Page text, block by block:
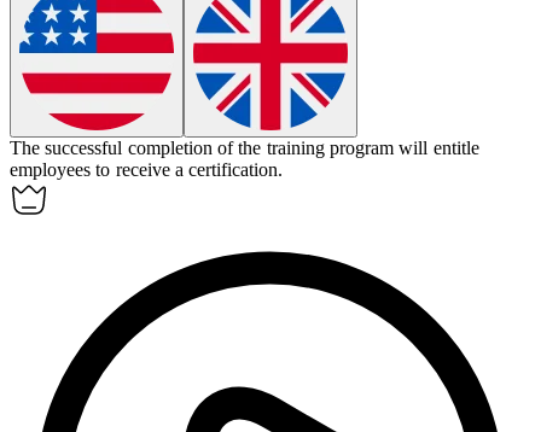
The successful completion of the training program will entitle
employees to receive a certification.